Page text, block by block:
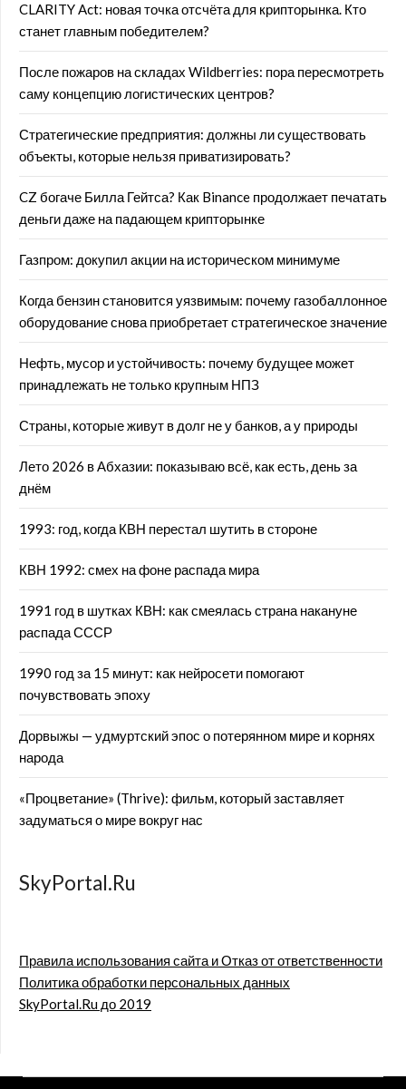
CLARITY Act: новая точка отсчёта для крипторынка. Кто
станет главным победителем?
После пожаров на складах Wildberries: пора пересмотреть
саму концепцию логистических центров?
Стратегические предприятия: должны ли существовать
объекты, которые нельзя приватизировать?
CZ богаче Билла Гейтса? Как Binance продолжает печатать
деньги даже на падающем крипторынке
Газпром: докупил акции на историческом минимуме
Когда бензин становится уязвимым: почему газобаллонное
оборудование снова приобретает стратегическое значение
Нефть, мусор и устойчивость: почему будущее может
принадлежать не только крупным НПЗ
Страны, которые живут в долг не у банков, а у природы
Лето 2026 в Абхазии: показываю всё, как есть, день за
днём
1993: год, когда КВН перестал шутить в стороне
КВН 1992: смех на фоне распада мира
1991 год в шутках КВН: как смеялась страна накануне
распада СССР
1990 год за 15 минут: как нейросети помогают
почувствовать эпоху
Дорвыжы — удмуртский эпос о потерянном мире и корнях
народа
«Процветание» (Thrive): фильм, который заставляет
задуматься о мире вокруг нас
SkyPortal.Ru
Правила использования сайта и Отказ от ответственности
Политика обработки персональных данных
SkyPortal.Ru до 2019